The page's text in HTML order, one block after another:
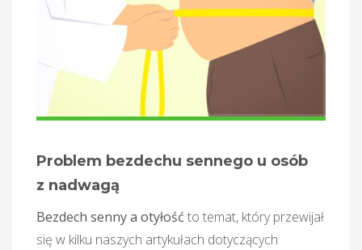
Problem bezdechu sennego u osób
z nadwagą
Bezdech senny a otyłość to temat, który przewijał
się w kilku naszych artykułach dotyczących